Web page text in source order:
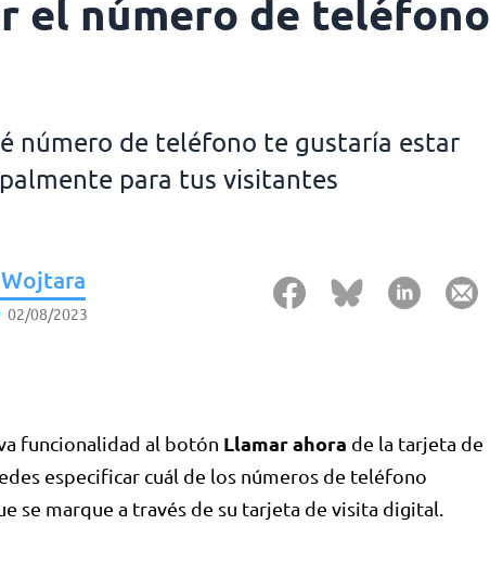
el número de teléfono
número de teléfono te gustaría estar
para tus visitantes
02/08/2023
funcionalidad al botón Llamar ahora de la tarjeta de
especificar cuál de los números de teléfono
se marque a través de su tarjeta de visita digital.